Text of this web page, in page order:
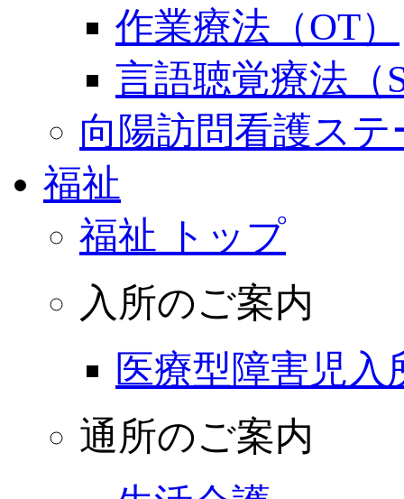
作業療法（OT）
言語聴覚療法（
向陽訪問看護ス
福祉
福祉 トップ
入所のご案内
医療型障害児
通所のご案内